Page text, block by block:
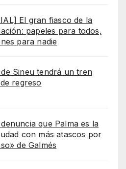
El gran fiasco de la
papeles para todos,
para nadie
Sineu tendrá un tren
regreso
denuncia que Palma es la
con más atascos por
de Galmés